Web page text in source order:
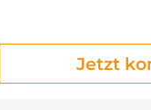
Jetzt